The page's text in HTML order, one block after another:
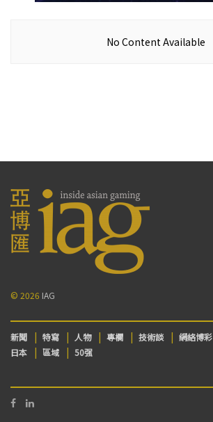
No Content Available
© 2026 IAG
新聞 特寫 人物 專欄 技術談 網絡博彩
日本
區域 50强